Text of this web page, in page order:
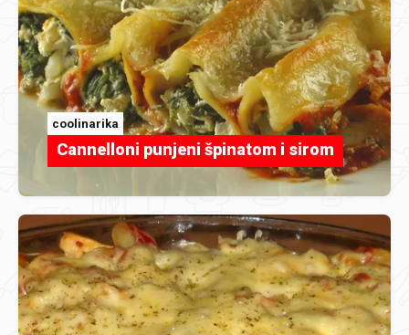
coolinarika
Cannelloni punjeni špinatom i sirom